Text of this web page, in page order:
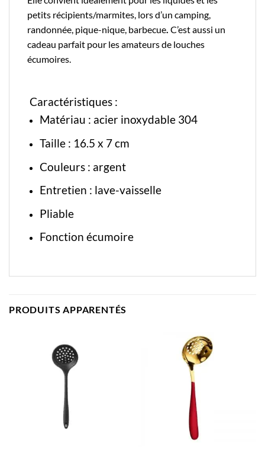
petits récipients/marmites, lors d’un camping,
randonnée, pique-nique, barbecue C’est aussi un
cadeau parfait pour les amateurs de louches
écumoires
Caractéristiques :
Matériau : acier inoxydable 304
Taille : 16.5 x 7 cm
Couleurs : argent
Entretien : lave-vaisselle
Pliable
Fonction écumoire
PRODUITS APPARENTÉS